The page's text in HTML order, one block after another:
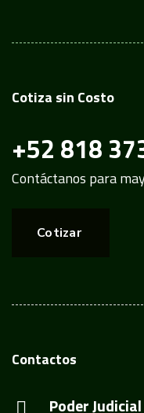
Cotiza sin Costo
+52 818
Contáctanos para
Cotizar
Contactos
Poder